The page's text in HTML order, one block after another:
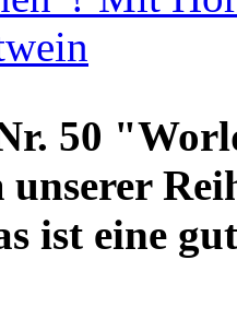
50
unserer
ist eine